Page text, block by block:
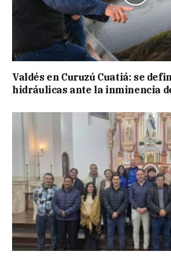
Valdés en Curuzú Cuatiá: se
hidráulicas ante la inminencia